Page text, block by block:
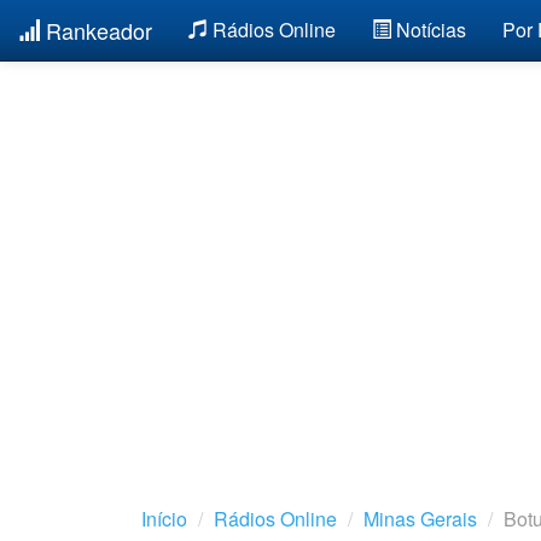
Rankeador Rádios Online Notícias Por
Início Rádios Online Minas Gerais